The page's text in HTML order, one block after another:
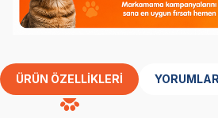
ÜRÜN ÖZELLIKLERI